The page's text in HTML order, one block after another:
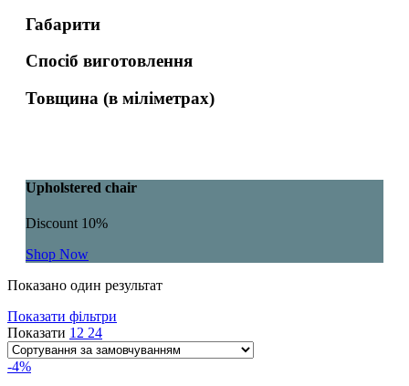
Габарити
Спосіб виготовлення
Товщина (в міліметрах)
Upholstered chair
Discount 10%
Shop Now
Показано один результат
Показати фільтри
Показати 12 24
-4%